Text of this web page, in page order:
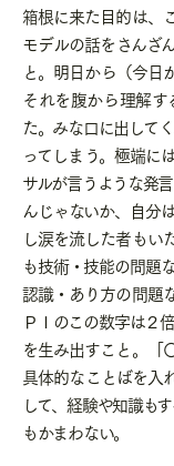
箱根に来た目的は、
モデルの話をさんざ
と。明日から（今日
それを腹から理解
た。みな口に出して
ってしまう。極端に
サルが言うような発
んじゃないか、自分
し涙を流した者もい
も技術・技能の問題
認識・あり方の問題
ＰＩのこの数字は２
を生み出すこと。「
具体的なことばを入
して、経験や知識も
もかまわない。